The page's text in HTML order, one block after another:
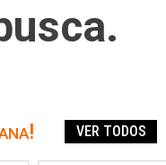
VER TODOS